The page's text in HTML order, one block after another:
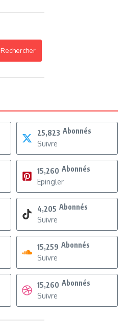
Rechercher
25,823 Abonnés
Suivre
15,260 Abonnés
Epingler
4,205 Abonnés
Suivre
15,259 Abonnés
Suivre
15,260 Abonnés
Suivre